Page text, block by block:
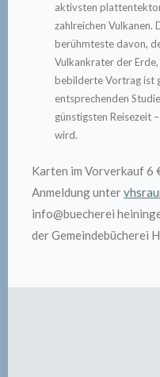
aktivsten
zahlreichen Vulkanen.
berühmteste davon,
Vulkankrater der
bebilderte Vortrag ist
entsprechenden
günstigsten Reisezeit
wird.
Karten im Vorverkauf 6
Anmeldung unter
info@buecherei
der Gemeindebücherei